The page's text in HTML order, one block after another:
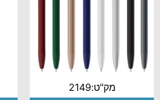
מק"ט:2149